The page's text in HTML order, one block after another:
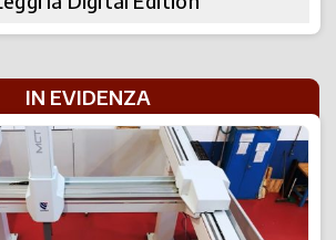
IN EVIDENZA